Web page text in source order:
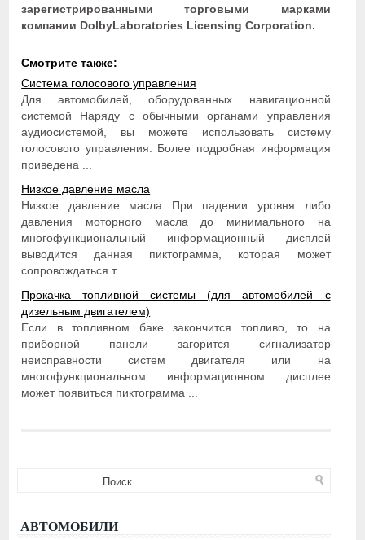
зарегистрированными торговыми марками
компании DolbyLaboratories Licensing Corporation.
Смотрите также:
Система голосового управления
Для автомобилей, оборудованных навигационной
системой Наряду с обычными органами управления
аудиосистемой, вы можете использовать систему
голосового управления. Более подробная информация
приведена ...
Низкое давление масла
Низкое давление масла При падении уровня либо
давления моторного масла до минимального на
многофункциональный информационный дисплей
выводится данная пиктограмма, которая может
сопровождаться т ...
Прокачка топливной системы (для автомобилей с
дизельным двигателем)
Если в топливном баке закончится топливо, то на
приборной панели загорится сигнализатор
неисправности систем двигателя или на
многофункциональном информационном дисплее
может появиться пиктограмма ...
АВТОМОБИЛИ